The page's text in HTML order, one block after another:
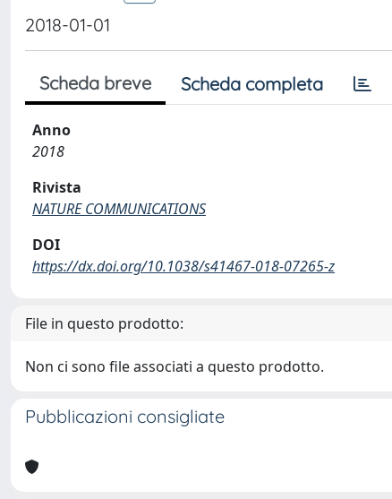
2018-01-01
Scheda breve Scheda completa
Anno
2018
Rivista
NATURE COMMUNICATIONS
DOI
https://dx.doi.org/10.1038/s41467-018-07265-z
File in questo prodotto:
Non ci sono file associati a questo prodotto.
Pubblicazioni consigliate